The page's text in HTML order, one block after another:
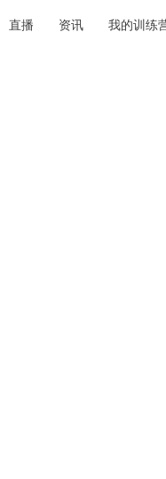
直播 资讯 我的训练